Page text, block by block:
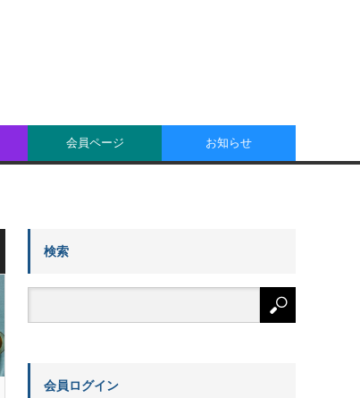
会員ページ お知らせ
検索
会員ログイン